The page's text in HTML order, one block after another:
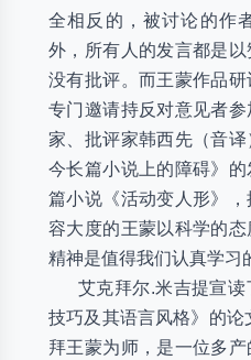
全相反的，被讨论的作
外，所有人的发言都是
没有批评。而王蒙作品
专门邀请持反对意见者
家、批评家韩西先（音
今长篇小说上的障碍》
篇小说《活动变人形》
容大度的王蒙以科学的
精神是值得我们认真学习
艾克拜尔.米吉提宣读
技巧及其语言风格》的
拜王蒙为师，是一位多